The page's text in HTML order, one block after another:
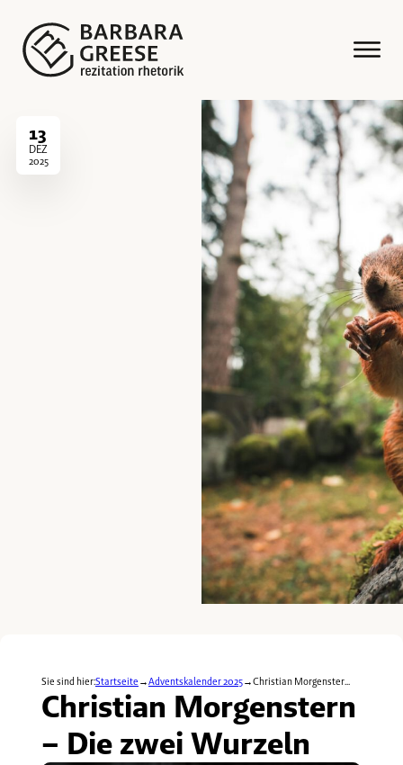
13
DEZ
2025
Sie sind hier:Startseite Adventskalender 2025 Christian Morgenster...
Christian Morgenstern
– Die zwei Wurzeln